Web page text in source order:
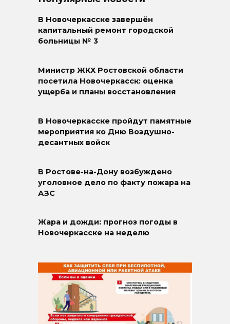
В Новочеркасске завершён
капитальный ремонт городской
больницы № 3
Министр ЖКХ Ростовской области
посетила Новочеркасск: оценка
ущерба и планы восстановления
В Новочеркасске пройдут памятные
мероприятия ко Дню Воздушно-
десантных войск
В Ростове-на-Дону возбуждено
уголовное дело по факту пожара на
АЗС
Жара и дожди: прогноз погоды в
Новочеркасске на неделю